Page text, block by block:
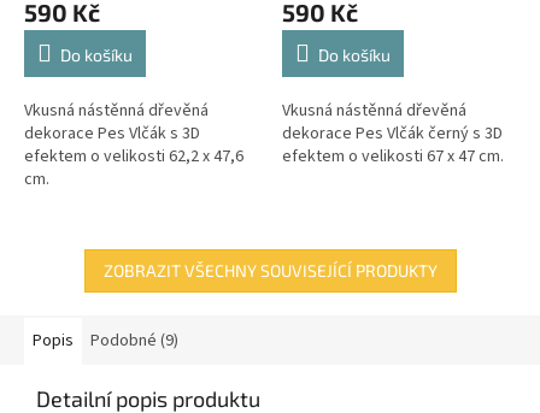
590 Kč
Do košíku
Vkusná nástěnná dřevěná
dekorace Pes Vlčák s 3D
efektem o velikosti 62,2 x 47,6
cm.
590 Kč
Do košíku
Vkusná nástěnná dřevěná
dekorace Pes Vlčák černý s 3D
efektem o velikosti 67 x 47 cm.
ZOBRAZIT VŠECHNY SOUVISEJÍCÍ PRODUKTY
Popis Podobné (9)
Detailní popis produktu